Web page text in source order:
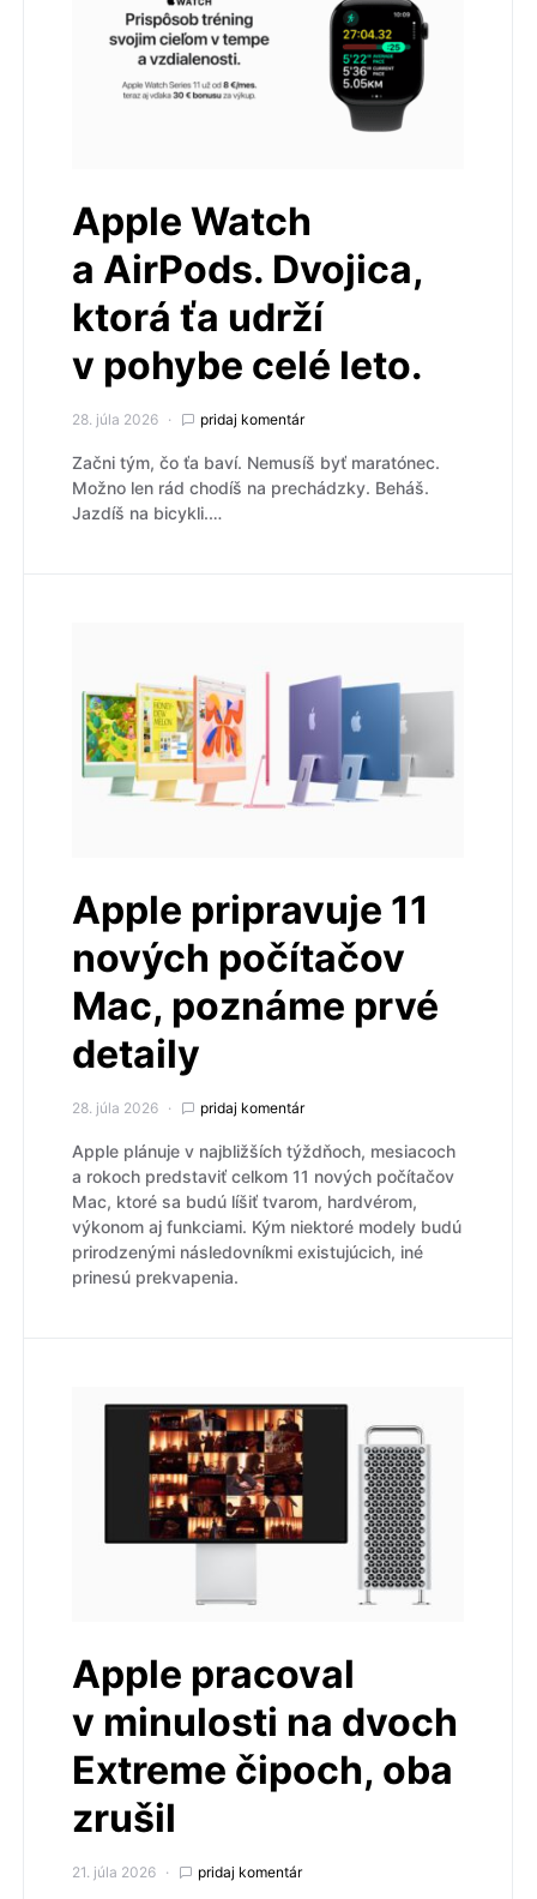
Apple Watch
a AirPods. Dvojica,
ktorá ťa udrží
v pohybe celé leto.
28. júla 2026 pridaj komentár
Začni tým, čo ťa baví. Nemusíš byť maratónec.
Možno len rád chodíš na prechádzky. Beháš.
Jazdíš na bicykli.…
Apple pripravuje 11
nových počítačov
Mac, poznáme prvé
detaily
28. júla 2026 pridaj komentár
Apple plánuje v najbližších týždňoch, mesiacoch
a rokoch predstaviť celkom 11 nových počítačov
Mac, ktoré sa budú líšiť tvarom, hardvérom,
výkonom aj funkciami. Kým niektoré modely budú
prirodzenými následovníkmi existujúcich, iné
prinesú prekvapenia.
Apple pracoval
v minulosti na dvoch
Extreme čipoch, oba
zrušil
21. júla 2026 pridaj komentár